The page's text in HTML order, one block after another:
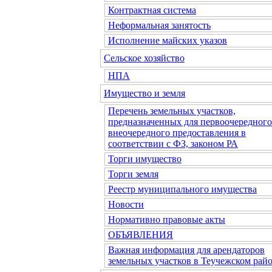
Контрактная система
Неформальная занятость
Исполнение майских указов
Сельское хозяйство
НПА
Имущество и земля
Перечень земельных участков,
предназначенных для
внеочередного предоставления в
соответствии с ФЗ, законом РА
Торги имущество
Торги земля
Реестр муниципального имущества
Новости
Нормативно правовые акты
ОБЪЯВЛЕНИЯ
Важная информация для арендаторов
земельных участков в Теучежском